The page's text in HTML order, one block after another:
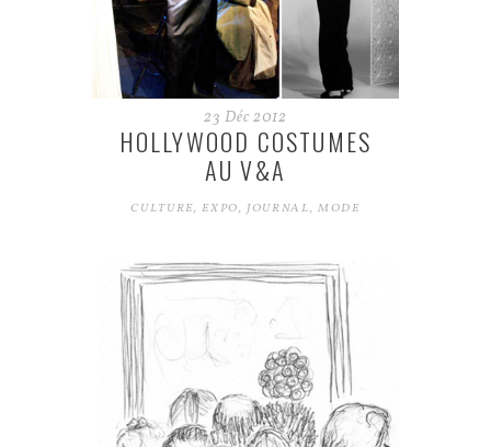
23 Déc 2012
HOLLYWOOD COSTUMES
AU V&A
CULTURE,EXPO,JOURNAL,MODE